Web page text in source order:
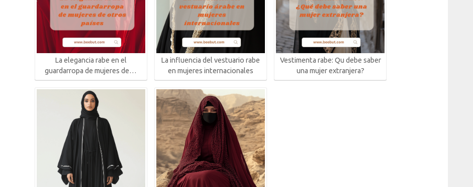
La elegancia rabe en el
guardarropa de mujeres de…
La influencia del vestuario rabe
en mujeres internacionales
Vestimenta rabe: Qu debe saber
una mujer extranjera?